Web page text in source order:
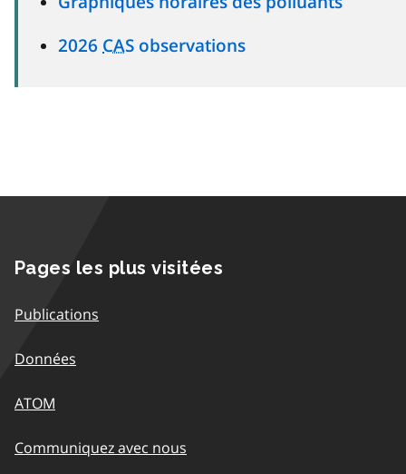
2026 CAS observations
Pages les plus visitées
Publications
Données
ATOM
Communiquez avec nous